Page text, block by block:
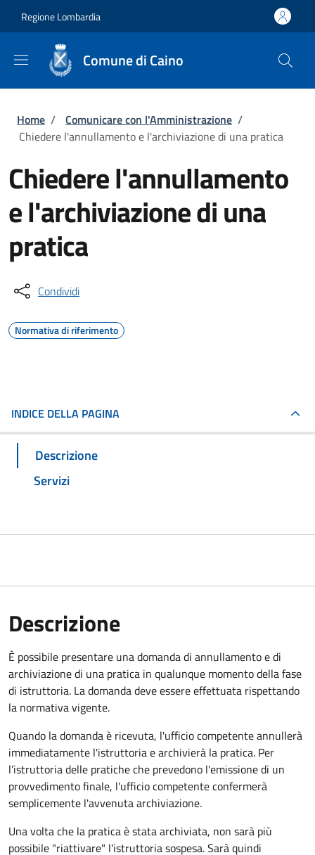
Regione Lombardia
Comune di Caino
Briciole di pane
Home / Comunicare con l'Amministrazione /
Chiedere l'annullamento e l'archiviazione di una pratica
Chiedere l'annullamento
e l'archiviazione di una
pratica
Condividi
Normativa di riferimento
INDICE DELLA PAGINA
Descrizione
Servizi
Descrizione
È possibile presentare una domanda di annullamento e di
archiviazione di una pratica in qualunque momento della fase
di istruttoria. La domanda deve essere effettuata rispettando
la normativa vigente.
Quando la domanda è ricevuta, l'ufficio competente annullerà
immediatamente l'istruttoria e archivierà la pratica. Per
l’istruttoria delle pratiche che prevedono l'emissione di un
provvedimento finale, l'ufficio competente confermerà
semplicemente l'avvenuta archiviazione.
Una volta che la pratica è stata archiviata, non sarà più
possibile "riattivare" l'istruttoria sospesa. Sarà quindi